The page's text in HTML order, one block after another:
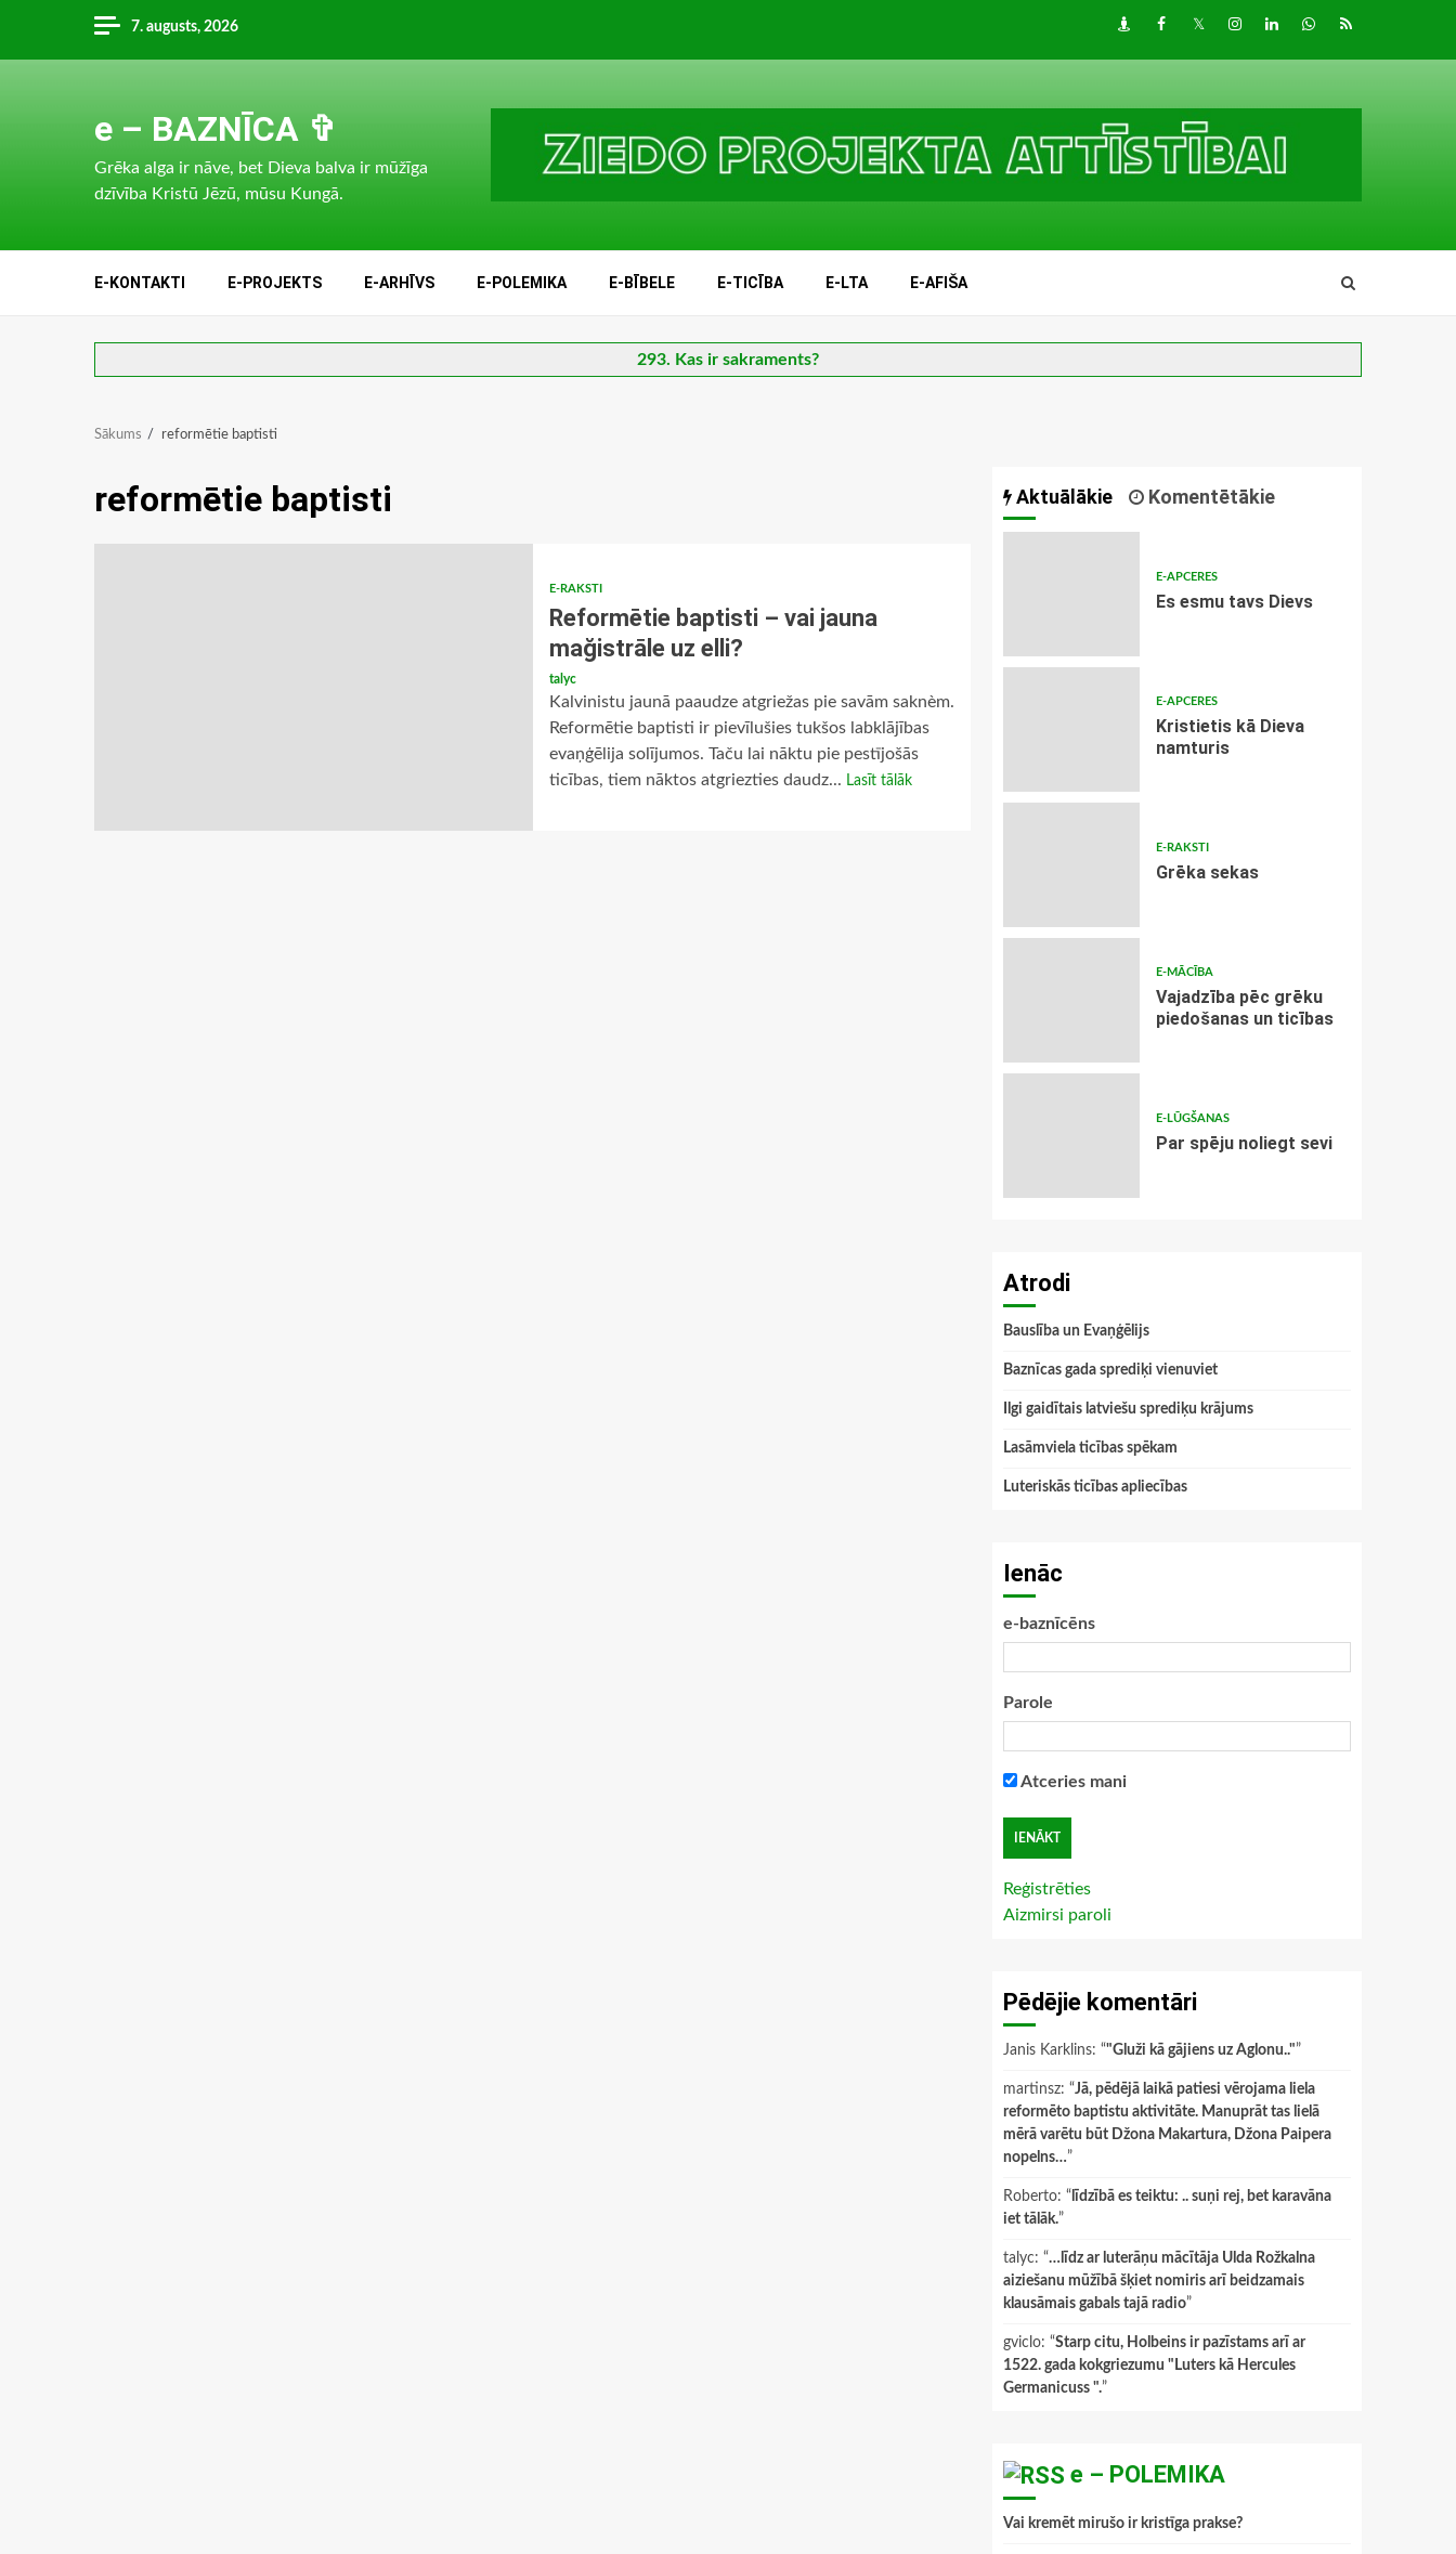
content
7. augusts, 2026 DraugiemFacebook
TwitterInstagram
LinkedInwhatsapp
RSS
e – BAZNĪCA ✞
Grēka alga ir nāve, bet Dieva balva ir mūžīga
dzīvība Kristū Jēzū, mūsu Kungā.
E-KONTAKTI E-PROJEKTS E-ARHĪVS E-POLEMIKA E-BĪBELE E-TICĪBA E-LTA E-AFIŠA
293. Kas ir sakraments?
Sākums reformētie baptisti
reformētie baptisti
E-RAKSTI
Reformētie baptisti – vai jauna
mağistrāle uz elli?
talyc
Kalvinistu jaunā paaudze atgriežas pie savām saknèm.
Reformētie baptisti ir pievīlušies tukšos labklājības
evaņģēlija solījumos. Taču lai nāktu pie pestījošās
ticības, tiem nāktos atgriezties daudz... Lasīt tālāk
Aktuālākie Komentētākie
E-APCERES
Es esmu tavs Dievs
E-APCERES
Kristietis kā Dieva
namturis
E-RAKSTI
Grēka sekas
E-MĀCĪBA
Vajadzība pēc grēku
piedošanas un ticības
E-LŪGŠANAS
Par spēju noliegt sevi
Atrodi
Bauslība un Evaņģēlijs
Baznīcas gada sprediķi vienuviet
Ilgi gaidītais latviešu sprediķu krājums
Lasāmviela ticības spēkam
Luteriskās ticības apliecības
Ienāc
e-baznīcēns
Parole
Atceries mani
Reģistrēties
Aizmirsi paroli
Pēdējie komentāri
Janis Karklins: “"Gluži kā gājiens uz Aglonu.."”
martinsz: “Jā, pēdējā laikā patiesi vērojama liela
reformēto baptistu aktivitāte. Manuprāt tas lielā
mērā varētu būt Džona Makartura, Džona Paipera
nopelns…”
Roberto: “ līdzībā es teiktu: .. suņi rej, bet karavāna
iet tālāk.”
talyc: “…līdz ar luterāņu mācītāja Ulda Rožkalna
aiziešanu mūžībā šķiet nomiris arī beidzamais
klausāmais gabals tajā radio”
gviclo: “Starp citu, Holbeins ir pazīstams arī ar
1522. gada kokgriezumu "Luters kā Hercules
Germanicuss ".”
e – POLEMIKA
Vai kremēt mirušo ir kristīga prakse?